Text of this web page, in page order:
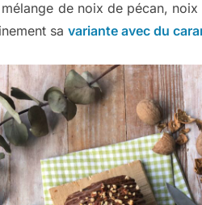
de noix de pécan,
sa variante avec du